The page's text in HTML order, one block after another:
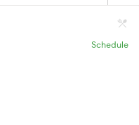
Schedule